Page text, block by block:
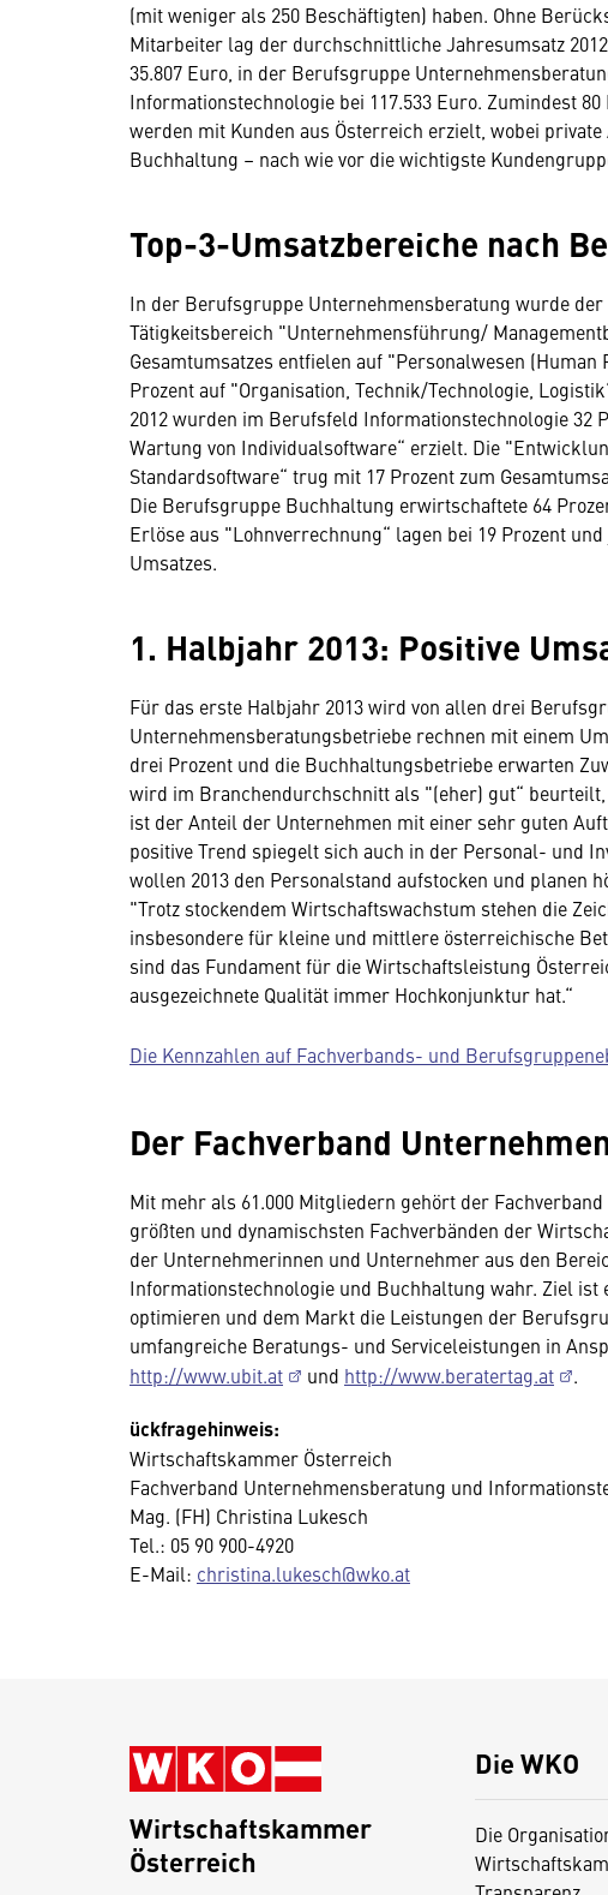
(mit weniger als 250 Beschäftigten) haben. Ohne
Mitarbeiter lag der durchschnittliche Jahresumsatz
35.807 Euro, in der Berufsgruppe
Informationstechnologie bei 117.533 Euro. Zumindest
werden mit Kunden aus Österreich erzielt, wobei
Buchhaltung – nach wie vor die wichtigste
Top-3-Umsatzbereiche nach
In der Berufsgruppe Unternehmensberatung wurde
Tätigkeitsbereich "Unternehmensführung/
Gesamtumsatzes entfielen auf "Personalwesen
Prozent auf "Organisation, Technik/Technologie,
2012 wurden im Berufsfeld Informationstechnologie
Wartung von Individualsoftware“ erzielt. Die
Standardsoftware“ trug mit 17 Prozent zum
Die Berufsgruppe Buchhaltung erwirtschaftete 64
Erlöse aus "Lohnverrechnung“ lagen bei 19 Prozent
Umsatzes.
1. Halbjahr 2013: Positive
Für das erste Halbjahr 2013 wird von allen drei
Unternehmensberatungsbetriebe rechnen mit einem
drei Prozent und die Buchhaltungsbetriebe erwarten
wird im Branchendurchschnitt als "(eher) gut“
ist der Anteil der Unternehmen mit einer sehr guten
positive Trend spiegelt sich auch in der Personal- und
wollen 2013 den Personalstand aufstocken und planen
"Trotz stockendem Wirtschaftswachstum stehen die
insbesondere für kleine und mittlere österreichische
sind das Fundament für die Wirtschaftsleistung
ausgezeichnete Qualität immer Hochkonjunktur hat.“
Die Kennzahlen auf Fachverbands- und
Der Fachverband
Mit mehr als 61.000 Mitgliedern gehört der
größten und dynamischsten Fachverbänden der
der Unternehmerinnen und Unternehmer aus den
Informationstechnologie und Buchhaltung wahr. Ziel ist
optimieren und dem Markt die Leistungen der
umfangreiche Beratungs- und Serviceleistungen in
http://www.ubit.at
und http://www.beratertag.at .
ückfragehinweis:
Wirtschaftskammer Österreich
Fachverband Unternehmensberatung und
Mag. (FH) Christina Lukesch
Tel.: 05 90 900-4920
E-Mail: christina.lukesch@wko.at
Die WKO
Die
Wirtschaftskammer
Österreich